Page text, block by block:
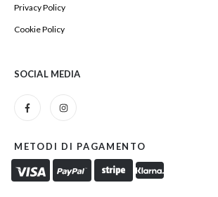
Privacy Policy
Cookie Policy
SOCIAL MEDIA
METODI DI PAGAMENTO